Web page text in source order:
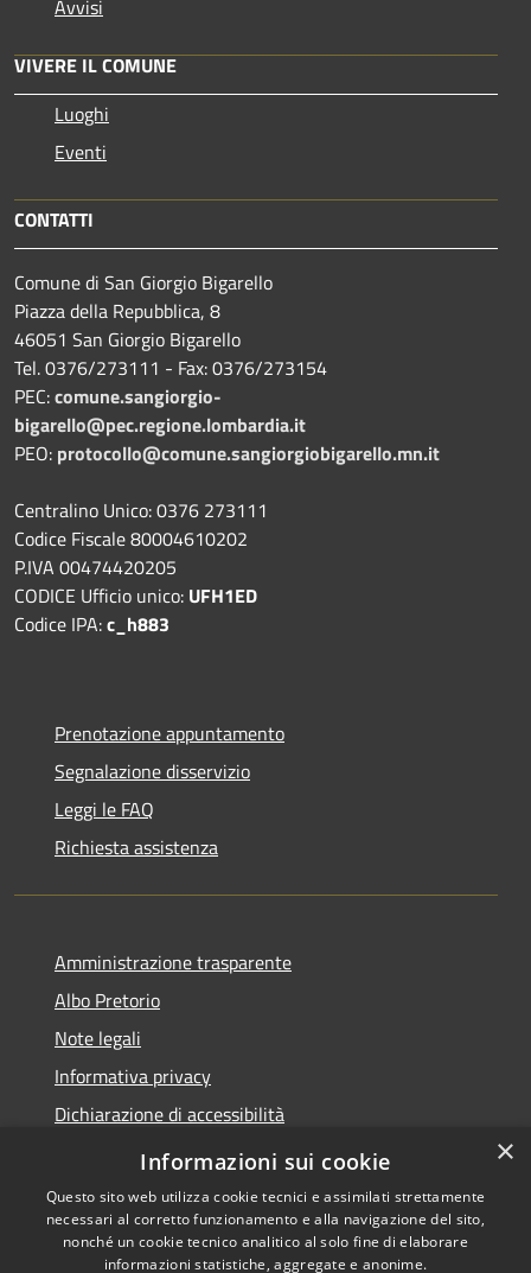
Avvisi
VIVERE IL COMUNE
Luoghi
Eventi
CONTATTI
Comune di San Giorgio Bigarello
Piazza della Repubblica, 8
46051 San Giorgio Bigarello
Tel. 0376/273111 - Fax: 0376/273154
PEC:comune.sangiorgio-
bigarello@pec.regione.lombardia.it
PEO: protocollo@comune.sangiorgiobigarello.mn.it
Centralino Unico: 0376 273111
Codice Fiscale 80004610202
P.IVA 00474420205
CODICE Ufficio unico: UFH1ED
Codice IPA:c_h883
Prenotazione appuntamento
Segnalazione disservizio
Leggi le FAQ
Richiesta assistenza
Amministrazione trasparente
Albo Pretorio
Note legali
Informativa privacy
Dichiarazione di accessibilità
Obiettivi di accessibilità
×
Informazioni sui cookie
Questo sito web utilizza cookie tecnici e assimilati strettamente
necessari al corretto funzionamento e alla navigazione del sito,
nonché un cookie tecnico analitico al solo fine di elaborare
informazioni statistiche, aggregate e anonime.